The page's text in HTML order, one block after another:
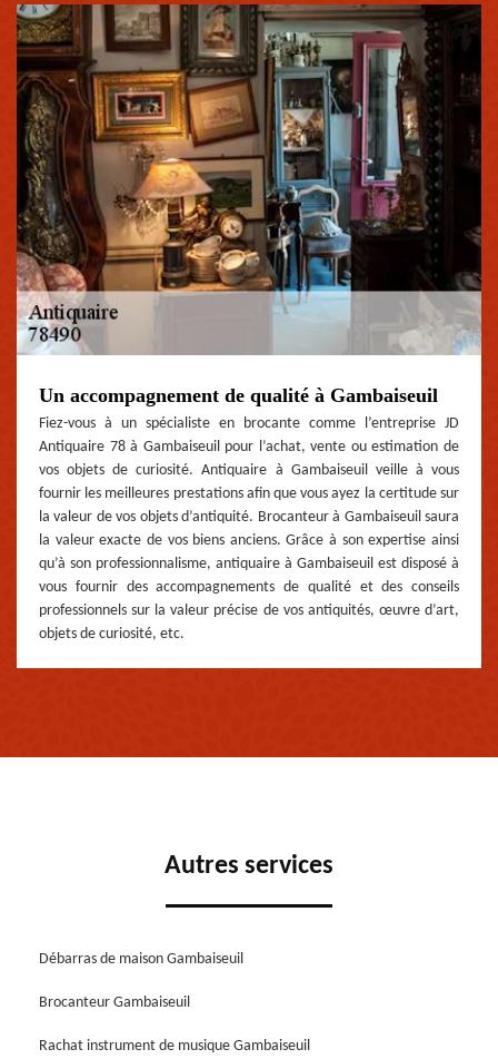
Un accompagnement de qualité à Gambaiseuil
Fiez-vous à un spécialiste en brocante comme l’entreprise JD
Antiquaire 78 à Gambaiseuil pour l’achat, vente ou estimation de
vos objets de curiosité. Antiquaire à Gambaiseuil veille à vous
fournir les meilleures prestations afin que vous ayez la certitude sur
la valeur de vos objets d’antiquité. Brocanteur à Gambaiseuil saura
la valeur exacte de vos biens anciens. Grâce à son expertise ainsi
qu’à son professionnalisme, antiquaire à Gambaiseuil est disposé à
vous fournir des accompagnements de qualité et des conseils
professionnels sur la valeur précise de vos antiquités, œuvre d’art,
objets de curiosité, etc.
Autres services
Débarras de maison Gambaiseuil
Brocanteur Gambaiseuil
Rachat instrument de musique Gambaiseuil